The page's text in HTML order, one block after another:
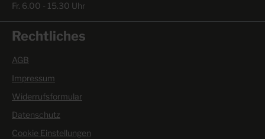
Fr. 6.00 - 15.30 Uhr
Rechtliches
AGB
Impressum
Widerrufsformular
Datenschutz
Cookie Einstellungen